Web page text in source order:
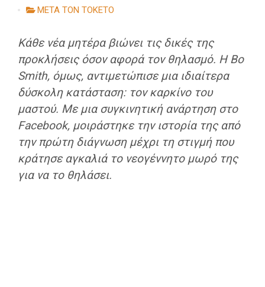
ΜΕΤΑ ΤΟΝ ΤΟΚΕΤΟ
Κάθε νέα μητέρα βιώνει τις δικές της
προκλήσεις όσον αφορά τον θηλασμό. Η Bo
Smith, όμως, αντιμετώπισε μια ιδιαίτερα
δύσκολη κατάσταση: τον καρκίνο του
μαστού. Με μια συγκινητική ανάρτηση στο
Facebook, μοιράστηκε την ιστορία της από
την πρώτη διάγνωση μέχρι τη στιγμή που
κράτησε αγκαλιά το νεογέννητο μωρό της
για να το θηλάσει.